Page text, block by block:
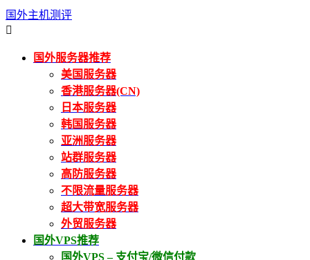
国外主机测评

国外服务器推荐
美国服务器
香港服务器(CN)
日本服务器
韩国服务器
亚洲服务器
站群服务器
高防服务器
不限流量服务器
超大带宽服务器
外贸服务器
国外VPS推荐
国外VPS – 支付宝/微信付款